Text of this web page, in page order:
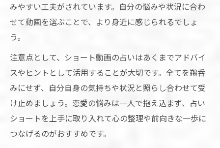
みやすい工夫がされています。自分の悩みや状況に合わ
せて動画を選ぶことで、より身近に感じられるでしょ
う。
注意点として、ショート動画の占いはあくまでアドバイ
スやヒントとして活用することが大切です。全てを鵜呑
みにせず、自分自身の気持ちや状況と照らし合わせて受
け止めましょう。恋愛の悩みは一人で抱え込まず、占い
ショートを上手に取り入れて心の整理や前向きな一歩に
つなげるのがおすすめです。